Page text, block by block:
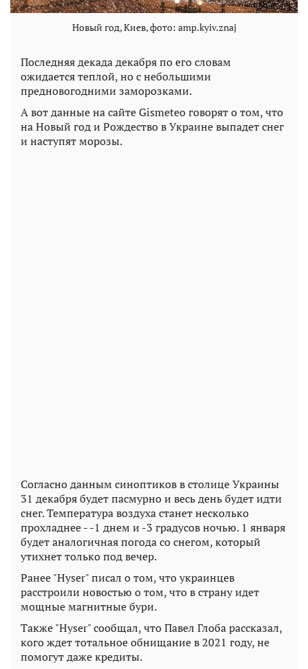
Новый год, Киев, фото: amp.kyiv.znaj
Последняя декада декабря по его словам
ожидается теплой, но с небольшими
предновогодними заморозками.
А вот данные на сайте Gismeteo говорят о том, что
на Новый год и Рождество в Украине выпадет снег
и наступят морозы.
Согласно данным синоптиков в столице Украины
31 декабря будет пасмурно и весь день будет идти
снег. Температура воздуха станет несколько
прохладнее - -1 днем и -3 градусов ночью. 1 января
будет аналогичная погода со снегом, который
утихнет только под вечер.
Ранее "Hyser" писал о том, что украинцев
расстроили новостью о том, что в страну идет
мощные магнитные бури.
Также "Hyser" сообщал, что Павел Глоба рассказал,
кого ждет тотальное обнищание в 2021 году, не
помогут даже кредиты.